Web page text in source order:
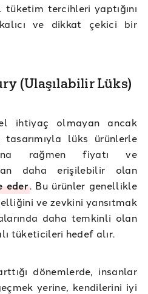
tüketim tercihleri yaptığını
ve dikkat çekici bir
(Ulaşılabilir Lüks)
ihtiyaç olmayan ancak
lüks ürünlerle
rağmen fiyatı ve
daha erişilebilir olan
eder. Bu ürünler genellikle
ve zevkini yansıtmak
daha temkinli olan
tüketicileri hedef alır.
dönemlerde, insanlar
yerine, kendilerini iyi